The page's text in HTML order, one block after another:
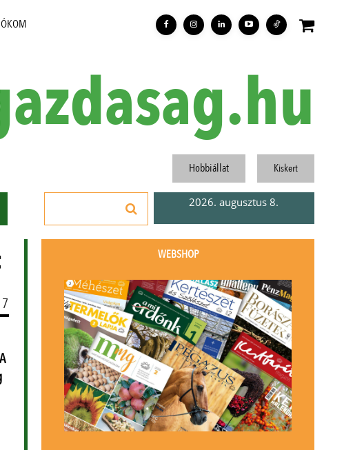
Hobbiállat Kiskert
2026. augusztus 8.
WEBSHOP